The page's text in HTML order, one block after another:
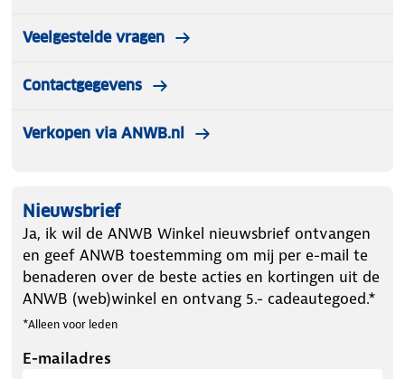
Veelgestelde vragen
Contactgegevens
Verkopen via ANWB.nl
Nieuwsbrief
Ja, ik wil de ANWB Winkel nieuwsbrief ontvangen
en geef ANWB toestemming om mij per e-mail te
benaderen over de beste acties en kortingen uit de
ANWB (web)winkel en ontvang 5.- cadeautegoed.*
*Alleen voor leden
E-mailadres